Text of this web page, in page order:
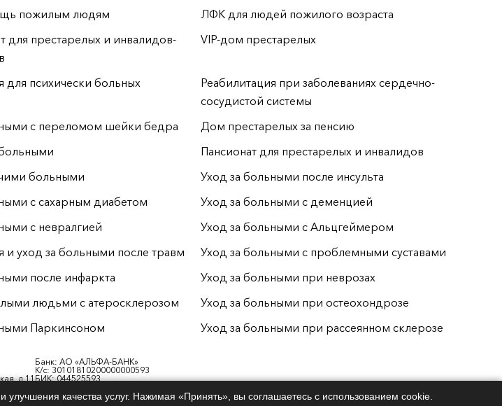
пожилым людям
ЛФК для людей пожилого возраста
для престарелых и инвалидов-
VIP-дом престарелых
для психически больных
Реабилитация при заболеваниях сердечно-
сосудистой системы
с переломом шейки бедра
Дом престарелых за пенсию
Пансионат для престарелых и инвалидов
больными
Уход за больными после инсульта
с сахарным диабетом
Уход за больными с деменцией
с невралгией
Уход за больными с Альцгеймером
и уход за больными после травм
Уход за больными с проблемными суставами
после инфаркта
Уход за больными при неврозах
людьми с атеросклерозом
Уход за больными при остеохондрозе
Паркинсоном
Уход за больными при рассеянном склерозе
д.11
Банк: АО «АЛЬФА-БАНК»
К/с: 30101810200000000593
БИК: 044525593
ОКВЭД 87.30 (Деятельность по уходу за престарелыми и инвалидами с обеспечением проживания)
качества услуг. Нажимая «Принять», вы соглашаетесь с использованием cookie.